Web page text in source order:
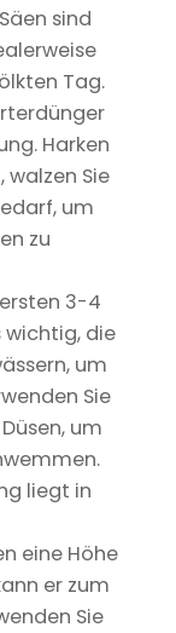
sind
Tag.
Harken
walzen Sie
um
zu
3-4
wichtig, die
um
Sie
um
liegt in
eine Höhe
er zum
Sie